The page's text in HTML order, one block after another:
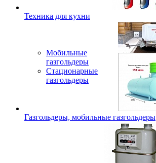
Техника для кухни
Мобильные
газгольдеры
Стационарные
газгольдеры
Газгольдеры, мобильные газгольдеры